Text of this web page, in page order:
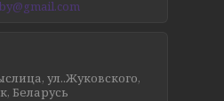
ул..Жуковского,
Беларусь